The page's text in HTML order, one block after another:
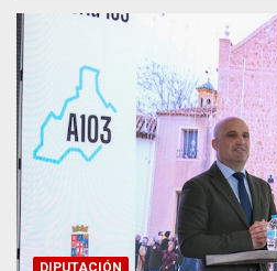
DIPUTACIÓN